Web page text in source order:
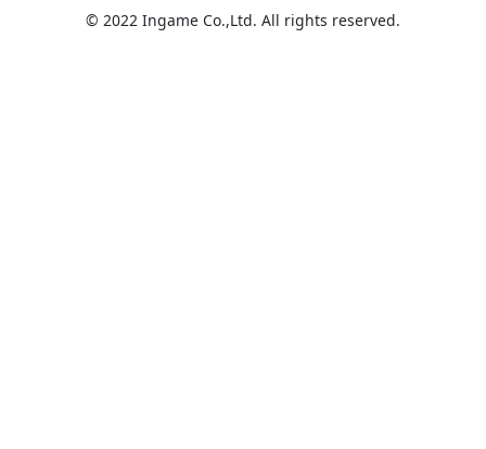
© 2022 Ingame Co.,Ltd. All rights reserved.